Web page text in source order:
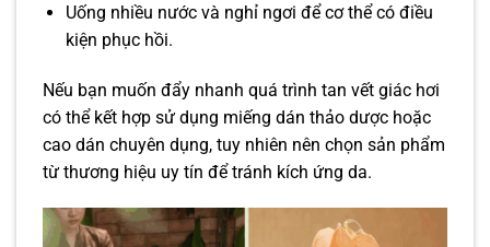
Uống nhiều nước và nghỉ ngơi để cơ thể có điều
kiện phục hồi.
Nếu bạn muốn đẩy nhanh quá trình tan vết giác hơi
có thể kết hợp sử dụng miếng dán thảo dược hoặc
cao dán chuyên dụng, tuy nhiên nên chọn sản phẩm
từ thương hiệu uy tín để tránh kích ứng da.